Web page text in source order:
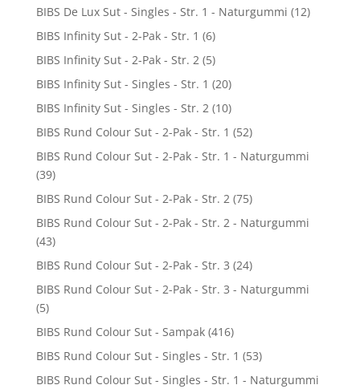
BIBS De Lux Sut - Singles - Str. 1 - Naturgummi (12)
BIBS Infinity Sut - 2-Pak - Str. 1 (6)
BIBS Infinity Sut - 2-Pak - Str. 2 (5)
BIBS Infinity Sut - Singles - Str. 1 (20)
BIBS Infinity Sut - Singles - Str. 2 (10)
BIBS Rund Colour Sut - 2-Pak - Str. 1 (52)
BIBS Rund Colour Sut - 2-Pak - Str. 1 - Naturgummi
(39)
BIBS Rund Colour Sut - 2-Pak - Str. 2 (75)
BIBS Rund Colour Sut - 2-Pak - Str. 2 - Naturgummi
(43)
BIBS Rund Colour Sut - 2-Pak - Str. 3 (24)
BIBS Rund Colour Sut - 2-Pak - Str. 3 - Naturgummi
(5)
BIBS Rund Colour Sut - Sampak (416)
BIBS Rund Colour Sut - Singles - Str. 1 (53)
BIBS Rund Colour Sut - Singles - Str. 1 - Naturgummi